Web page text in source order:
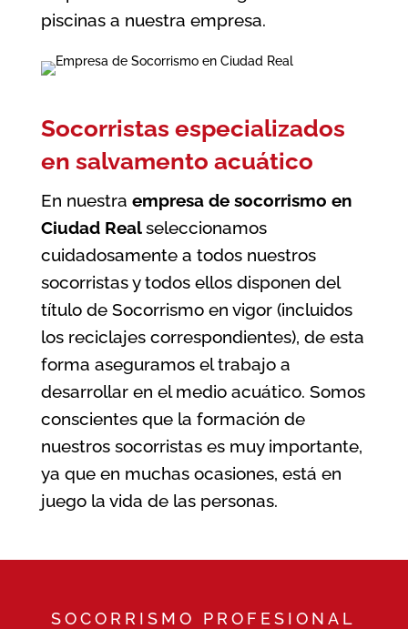
piscinas a nuestra empresa.
Socorristas especializados
en salvamento acuático
En nuestra empresa de socorrismo en
Ciudad Realseleccionamos
cuidadosamente a todos nuestros
socorristas y todos ellos disponen del
título de Socorrismo en vigor (incluidos
los reciclajes correspondientes), de esta
forma aseguramos el trabajo a
desarrollar en el medio acuático. Somos
conscientes que la formación de
nuestros socorristas es muy importante,
ya que en muchas ocasiones, está en
juego la vida de las personas.
SOCORRISMO PROFESIONAL